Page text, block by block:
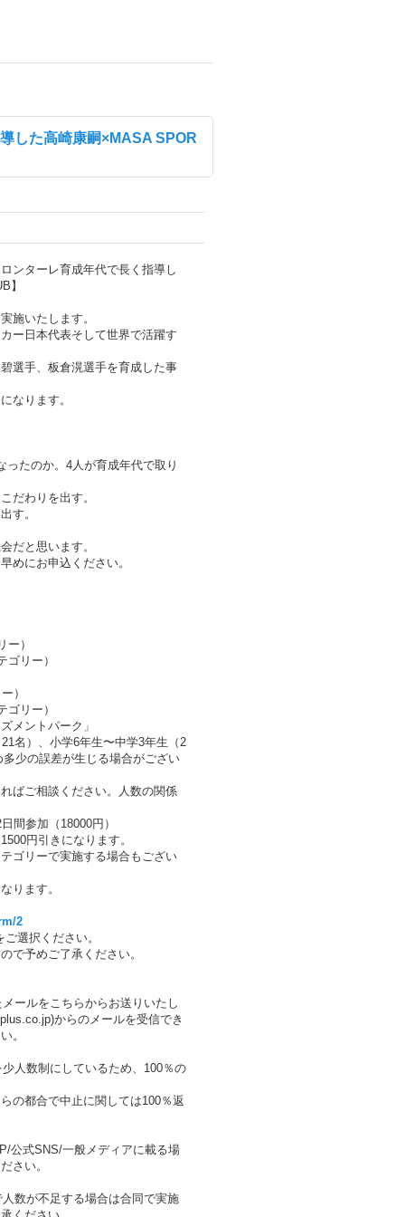
した高崎康嗣×MASA SPOR
ンターレ育成年代で長く指導し
】
施いたします。
ー日本代表そして世界で活躍す
選手、板倉滉選手を育成した事
なります。
ったのか。4人が育成年代で取り
だわりを出す。
す。
だと思います。
めにお申込ください。
ー）
ゴリー）
）
ゴリー）
メントパーク」
名）、小学6年生〜中学3年生（2
少の誤差が生じる場合がござい
ばご相談ください。人数の関係
間参加（18000円）
円引きになります。
ゴリーで実施する場合もござい
ります。
2
選択ください。
で予めご了承ください。
ールをこちらからお送りいたし
からのメールを受信でき
。
人数制にしているため、100％の
の都合で中止に関しては100％返
公式SNS/一般メディアに載る場
さい。
数が不足する場合は合同で実施